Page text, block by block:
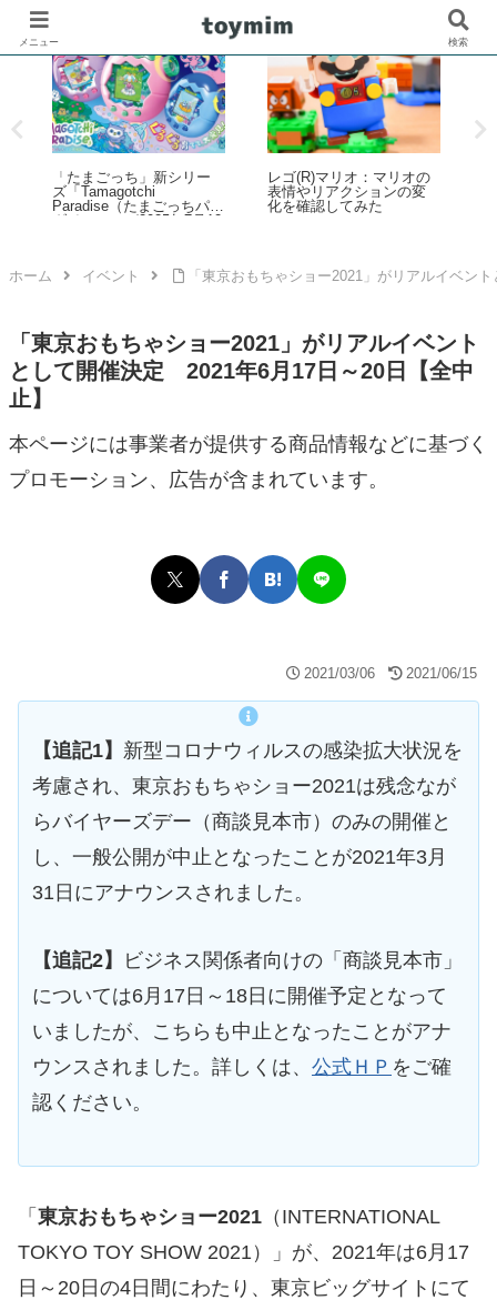
「たまごっち」新シリー
ズ「Tamagotchi
Paradise（たまごっちパラ
ダイス）」が2025年7月12
レゴ(R)マリオ：マリオの
表情やリアクションの変
化を確認してみた
ホーム イベント 「東京おもちゃショー2021」がリアルイベン
「東京おもちゃショー2021」がリアルイベント
として開催決定 2021年6月17日～20日【全中
止】
本ページには事業者が提供する商品情報などに基づく
プロモーション、広告が含まれています。
2021/03/06 2021/06/15
【追記1】 新型コロナウィルスの感染拡大状況を
考慮され、東京おもちゃショー2021は残念なが
らバイヤーズデー（商談見本市）のみの開催と
し、一般公開が中止となったことが2021年3月
31日にアナウンスされました。
【追記2】
ビジネス関係者向けの「商談見本市」
については6月17日～18日に開催予定となって
いましたが、こちらも中止となったことがアナ
ウンスされました。詳しくは、 公式ＨＰ をご確
認ください。
「 東京おもちゃショー2021 （INTERNATIONAL
TOKYO TOY SHOW 2021）」が、2021年は6月17
日～20日の4日間にわたり、東京ビッグサイトにて
メニュー 検索